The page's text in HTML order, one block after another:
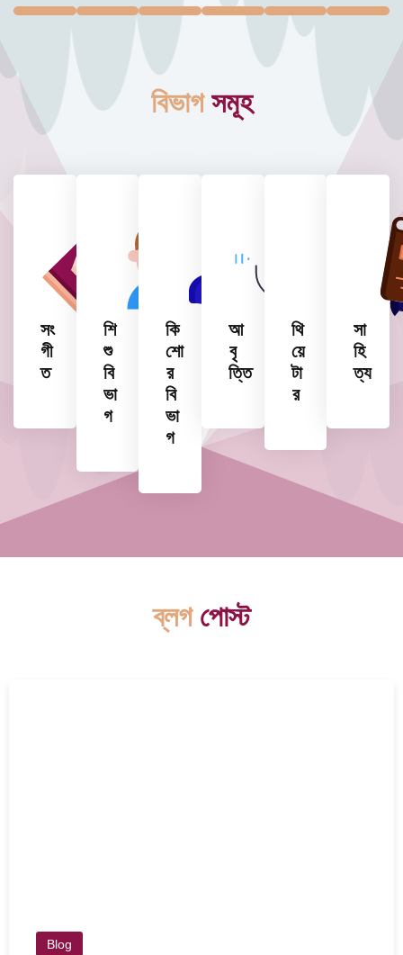
বিভাগ সমূহ
সং
গী
ত
শি
শু
বি
ভা
গ
কি
শো
র
বি
ভা
গ
আ
বৃ
ত্তি
থি
য়ে
টা
র
সা
হি
ত্য
ব্লগ পোস্ট
Blog